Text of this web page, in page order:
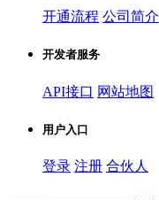
开通流程 公司简介
开发者服务
API接口 网站地图
用户入口
登录 注册 合伙人